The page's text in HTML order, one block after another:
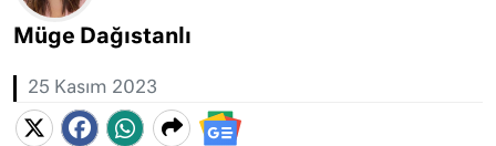
Müge Dağıstanlı
25 Kasım 2023